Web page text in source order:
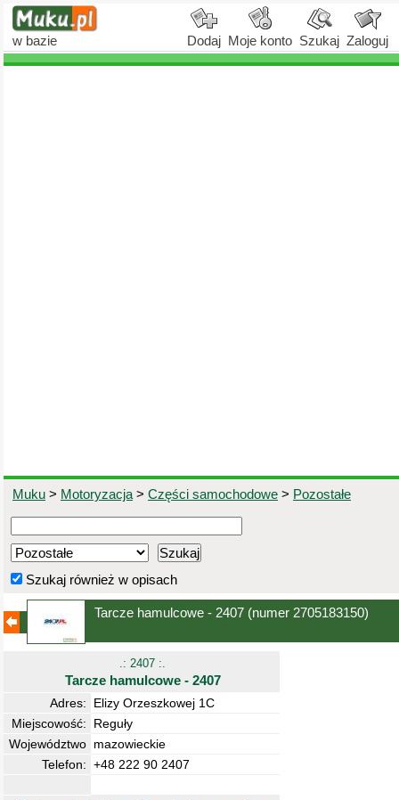
w bazie Dodaj Moje konto Szukaj Zaloguj
Muku > Motoryzacja > Części samochodowe > Pozostałe
Szukaj również w opisach
Tarcze hamulcowe - 2407 (numer 2705183150)
.: 2407 :.
Tarcze hamulcowe - 2407
Adres:
Elizy Orzeszkowej 1C
Miejscowość:
Reguły
Województwo mazowieckie
Telefon: +48 222 90 2407